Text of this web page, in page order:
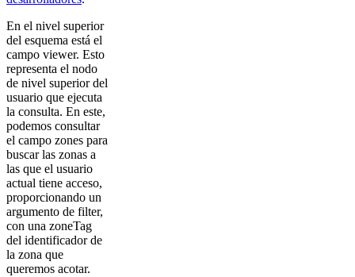
En el nivel superior
del esquema está el
campo viewer. Esto
representa el nodo
de nivel superior del
usuario que ejecuta
la consulta. En este,
podemos consultar
el campo zones para
buscar las zonas a
las que el usuario
actual tiene acceso,
proporcionando un
argumento de filter,
con una zoneTag
del identificador de
la zona que
queremos acotar.